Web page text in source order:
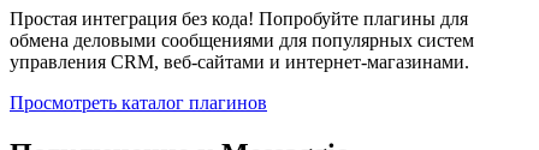
Простая интеграция без кода! Попробуйте плагины для
обмена деловыми сообщениями для популярных систем
управления CRM, веб-сайтами и интернет-магазинами.
Просмотреть каталог плагинов